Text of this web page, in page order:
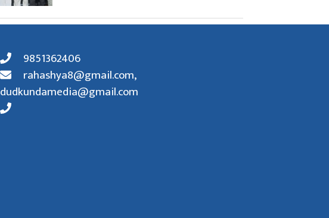
9851362406
rahashya8@gmail.com,
dudkundamedia@gmail.com